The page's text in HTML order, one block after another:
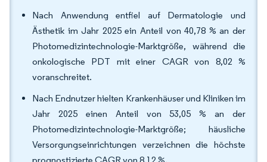
Nach Anwendung entfiel auf Dermatologie und
Ästhetik im Jahr 2025 ein Anteil von 40,78 % an der
Photomedizintechnologie-Marktgröße, während die
onkologische PDT mit einer CAGR von 8,02 %
voranschreitet.
Nach Endnutzer hielten Krankenhäuser und Kliniken im
Jahr 2025 einen Anteil von 53,05 % an der
Photomedizintechnologie-Marktgröße; häusliche
Versorgungseinrichtungen verzeichnen die höchste